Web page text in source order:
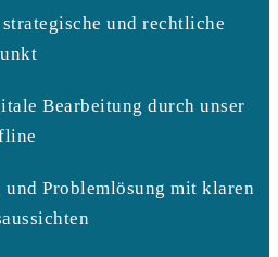
und rechtliche
Bearbeitung durch unser
Problemlösung mit klaren